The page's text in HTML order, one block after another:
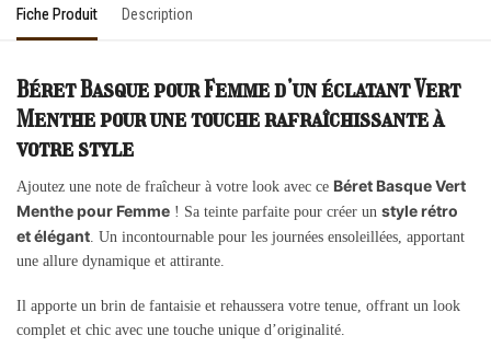
Fiche Produit Description
Béret Basque pour Femme d’un éclatant Vert
Menthe pour une touche rafraîchissante à
votre style
Ajoutez une note de fraîcheur à votre look avec ce Béret Basque Vert
Menthe pour Femme ! Sa teinte parfaite pour créer un style rétro
et élégant . Un incontournable pour les journées ensoleillées, apportant
une allure dynamique et attirante.
Il apporte un brin de fantaisie et rehaussera votre tenue, offrant un look
complet et chic avec une touche unique d’originalité.